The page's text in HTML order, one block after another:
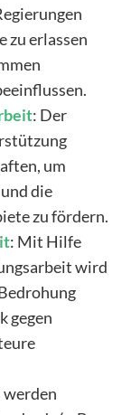
zu erlassen
: Der
um
die
zu fördern.
: Mit Hilfe
wird
gegen
werden